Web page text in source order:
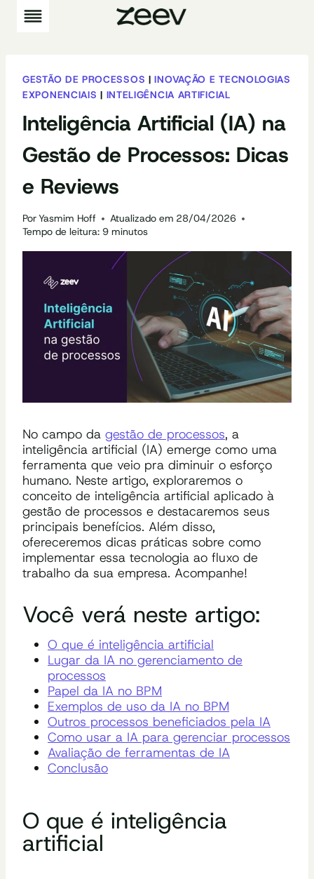
Pular
para
GESTÃO DE PROCESSOS |INOVAÇÃO E TECNOLOGIAS
EXPONENCIAIS | INTELIGÊNCIA ARTIFICIAL
Inteligência Artificial (IA) na
Gestão de Processos: Dicas
e Reviews
PorYasmim Hoff Atualizado em 28/04/2026
Tempo de leitura: 9 minutos
No campo da gestão de processos, a
inteligência artificial (IA) emerge como uma
ferramenta que veio pra diminuir o esforço
humano. Neste artigo, exploraremos o
conceito de inteligência artificial aplicado à
gestão de processos e destacaremos seus
principais benefícios. Além disso,
ofereceremos dicas práticas sobre como
implementar essa tecnologia ao fluxo de
trabalho da sua empresa. Acompanhe!
Você verá neste artigo:
O que é inteligência artificial
Lugar da IA no gerenciamento de
processos
Papel da IA no BPM
Exemplos de uso da IA no BPM
Outros processos beneficiados pela IA
Como usar a IA para gerenciar processos
Avaliação de ferramentas de IA
Conclusão
O que é inteligência
artificial